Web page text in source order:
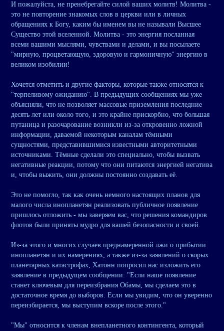
И пожалуйста, не пренебрегайте силой ваших молитв! Молитва -
это не повторение знакомых слов в церкви или в личных
обращениях к Богу, каким бы именем вы не называли Высшее
Существо этой вселенной. Молитва - это энергия посланная
всеми вашими мыслями, чувствами и делами, и вы посылаете
"мирную, процветающую, здоровую и гармоничную" энергию в
великом изобилии!
Хочется отметить и другие факторы, которые также относятся к
"терпеливому ожиданию". В предыдущих сообщениях мы уже
объясняли, что не позволяет массовые приземления последние
десять лет или около того, и это крайне прискорбно, что большая
путаница и разочарование возникли из-за откровенно ложной
информации, даваемой некоторым каналам тёмными
сущностями, представившимися известными авторитетными
источниками. Тёмные сделали это специально, чтобы вызвать
негативные реакции, потому что они питаются энергией негатива
и, чтобы выжить, они должны постоянно создавать её.
Это не помогло, так как очень немного настоящих планов для
малого числа инопланетян реализовать публичное появление
пришлось отложить - мы заверяем вас, что решения командиров
флотов были приняты мудро для вашей безопасности и своей.
Из-за этого и многих случаев преднамеренной лжи о прибытии
инопланетян и их намерениях, а также из-за заявлений о скорых
планетарных катастрофах, Хатонн попросил нас изложить его
заявление в предыдущем сообщении: "Если наше появление
станет ключевым для переизбрания Обамы, мы сделаем это в
достаточное время до выборов. Если мы увидим, что он уверенно
переизбирается, мы выступим вскоре после этого."
"Мы" относится к членам внепланетного контингента, который